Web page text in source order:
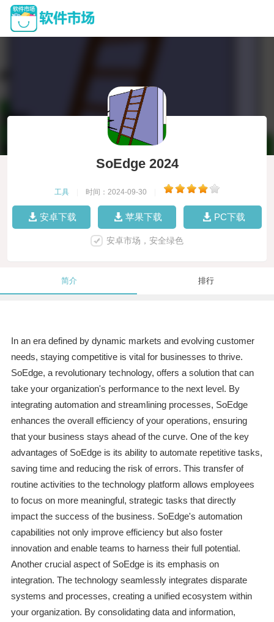
SoEdge 2024
工具 时间：2024-09-30
安卓下载 苹果下载 PC下载
安卓市场，安全绿色
简介 排行
In an era defined by dynamic markets and evolving customer
needs, staying competitive is vital for businesses to thrive.
SoEdge, a revolutionary technology, offers a solution that can
take your organization's performance to the next level. By
integrating automation and streamlining processes, SoEdge
enhances the overall efficiency of your operations, ensuring
that your business stays ahead of the curve. One of the key
advantages of SoEdge is its ability to automate repetitive tasks,
saving time and reducing the risk of errors. This transfer of
routine activities to the technology platform allows employees
to focus on more meaningful, strategic tasks that directly
impact the success of the business. SoEdge's automation
capabilities not only improve efficiency but also foster
innovation and enable teams to harness their full potential.
Another crucial aspect of SoEdge is its emphasis on
integration. The technology seamlessly integrates disparate
systems and processes, creating a unified ecosystem within
your organization. By consolidating data and information,